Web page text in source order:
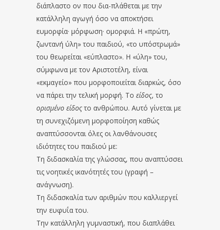
διάπλαστο ον που δια-πλάθεται με την
κατάλληλη αγωγή όσο να αποκτήσει
ευμορφία· μόρφωση· ομορφιά. Η «πρώτη,
ζωντανή ύλη» του παιδιού, «το υπόστρωμά»
του θεωρείται «εύπλαστο». Η «ύλη» του,
σύμφωνα με τον Αριστοτέλη, είναι
«εκμαγείο» που μορφοποιείται διαρκώς, όσο
να πάρει την τελική μορφή. Το είδος, το
ορισμένο είδοςτο ανθρώπου. Αυτό γίνεται με
τη συνεχιζόμενη μορφοποίηση καθώς
αναπτύσσονται όλες οι λανθάνουσες
ιδιότητες του παιδιού με:
Τη διδασκαλία της γλώσσας, που αναπτύσσει
τις νοητικές ικανότητές του (γραφή –
ανάγνωση).
Τη διδασκαλία των αριθμών που καλλιεργεί
την ευφυΐα του.
Την κατάλληλη γυμναστική, που διαπλάθει